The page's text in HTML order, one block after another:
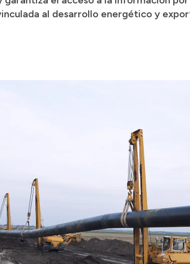
al desarrollo energético y